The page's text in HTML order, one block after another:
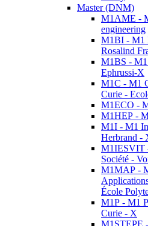
Master (DNM)
M1AME -
engineering
M1BI - M1
Rosalind
M1BS -
Ephrussi-X
M1C - M1
Curie -
M1ECO -
M1HEP -
M1I - M1
Herbrand -
M1IESVIT
Société -
M1MAP -
École
M1P - M1
Curie - X
M1STEPE